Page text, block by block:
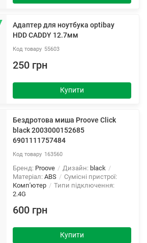
Адаптер для ноутбука optibay
HDD CADDY 12.7мм
55603
250 грн
Купити
Бездротова миша Proove Click
black 2003000152685
6901111757484
163560
Бренд: Proove Дизайн: black
Матеріал: ABS
Сумісні пристрої:
Комп'ютер
Типи підключення:
2.4G
600 грн
Купити